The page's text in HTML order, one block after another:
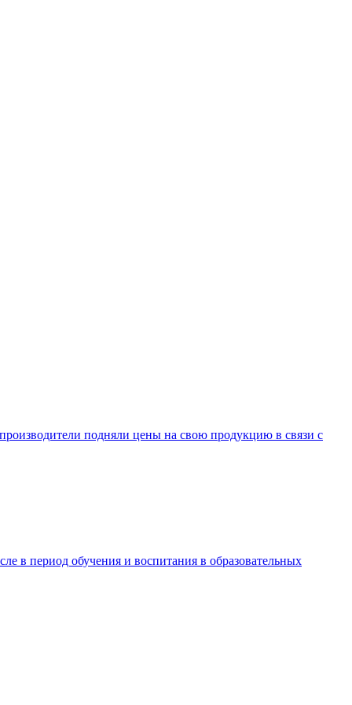
подняли цены на свою продукцию в связи с
в период обучения и воспитания в образовательных